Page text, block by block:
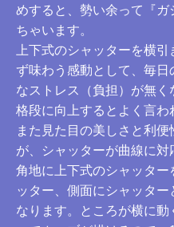
めすると、勢い余って『
ちゃいます。
上下式のシャッターを横
ず味わう感動として、毎日
なストレス（負担）が無
格段に向上するとよく言わ
また見た目の美しさと利
が、シャッターが曲線に対
角地に上下式のシャッタ
ッター、側面にシャッタ
なります。ところが横に